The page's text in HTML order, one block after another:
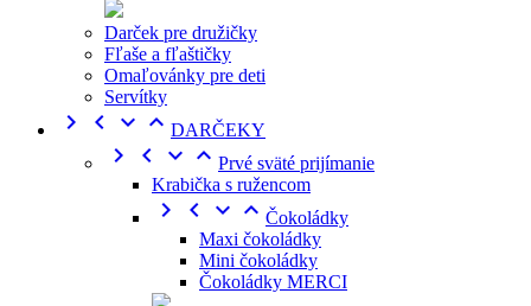
Darček pre družičky
Fľaše a fľaštičky
Omaľovánky pre deti
Servítky
    DARČEKY
    Prvé sväté prijímanie
Krabička s ružencom
    Čokoládky
Maxi čokoládky
Mini čokoládky
Čokoládky MERCI